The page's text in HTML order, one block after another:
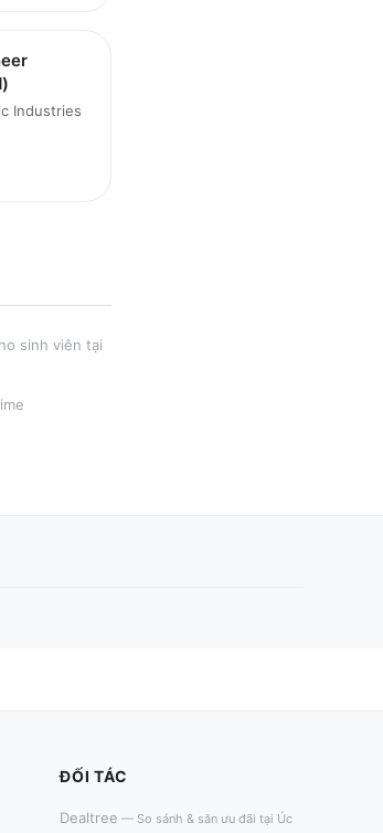
Industries
sinh viên tại
ĐỐI TÁC
Dealtree — So sánh & săn ưu đãi tại Úc